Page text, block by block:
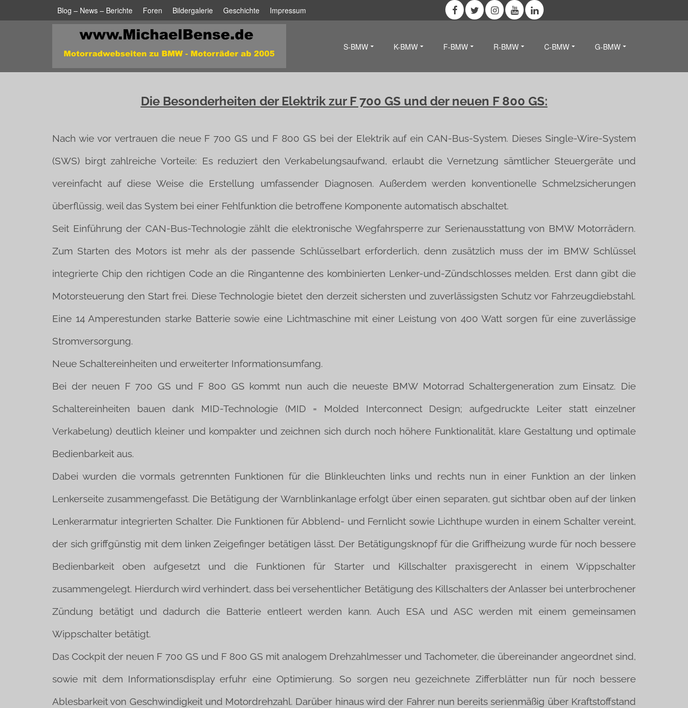
Blog – News – Berichte Foren Bildergalerie Geschichte Impressum
S-BMW K-BMW F-BMW R-BMW C-BMW G-BMW
Die Besonderheiten der Elektrik zur F 700 GS und der neuen F 800 GS:
Nach wie vor vertrauen die neue F 700 GS und F 800 GS bei der Elektrik auf ein CAN-Bus-System. Dieses Single-Wire-System
(SWS) birgt zahlreiche Vorteile: Es reduziert den Verkabelungsaufwand, erlaubt die Vernetzung sämtlicher Steuergeräte und
vereinfacht auf diese Weise die Erstellung umfassender Diagnosen. Außerdem werden konventionelle Schmelzsicherungen
überflüssig, weil das System bei einer Fehlfunktion die betroffene Komponente automatisch abschaltet.
Seit Einführung der CAN-Bus-Technologie zählt die elektronische Wegfahrsperre zur Serienausstattung von BMW Motorrädern.
Zum Starten des Motors ist mehr als der passende Schlüsselbart erforderlich, denn zusätzlich muss der im BMW Schlüssel
integrierte Chip den richtigen Code an die Ringantenne des kombinierten Lenker-und-Zündschlosses melden. Erst dann gibt die
Motorsteuerung den Start frei. Diese Technologie bietet den derzeit sichersten und zuverlässigsten Schutz vor Fahrzeugdiebstahl.
Eine 14 Amperestunden starke Batterie sowie eine Lichtmaschine mit einer Leistung von 400 Watt sorgen für eine zuverlässige
Stromversorgung.
Neue Schaltereinheiten und erweiterter Informationsumfang.
Bei der neuen F 700 GS und F 800 GS kommt nun auch die neueste BMW Motorrad Schaltergeneration zum Einsatz. Die
Schaltereinheiten bauen dank MID-Technologie (MID = Molded Interconnect Design; aufgedruckte Leiter statt einzelner
Verkabelung) deutlich kleiner und kompakter und zeichnen sich durch noch höhere Funktionalität, klare Gestaltung und optimale
Bedienbarkeit aus.
Dabei wurden die vormals getrennten Funktionen für die Blinkleuchten links und rechts nun in einer Funktion an der linken
Lenkerseite zusammengefasst. Die Betätigung der Warnblinkanlage erfolgt über einen separaten, gut sichtbar oben auf der linken
Lenkerarmatur integrierten Schalter. Die Funktionen für Abblend- und Fernlicht sowie Lichthupe wurden in einem Schalter vereint,
der sich griffgünstig mit dem linken Zeigefinger betätigen lässt. Der Betätigungsknopf für die Griffheizung wurde für noch bessere
Bedienbarkeit oben aufgesetzt und die Funktionen für Starter und Killschalter praxisgerecht in einem Wippschalter
zusammengelegt. Hierdurch wird verhindert, dass bei versehentlicher Betätigung des Killschalters der Anlasser bei unterbrochener
Zündung betätigt und dadurch die Batterie entleert werden kann. Auch ESA und ASC werden mit einem gemeinsamen
Wippschalter betätigt.
Das Cockpit der neuen F 700 GS und F 800 GS mit analogem Drehzahlmesser und Tachometer, die übereinander angeordnet sind,
sowie mit dem Informationsdisplay erfuhr eine Optimierung. So sorgen neu gezeichnete Zifferblätter nun für noch bessere
Ablesbarkeit von Geschwindigkeit und Motordrehzahl. Darüber hinaus wird der Fahrer nun bereits serienmäßig über Kraftstoffstand